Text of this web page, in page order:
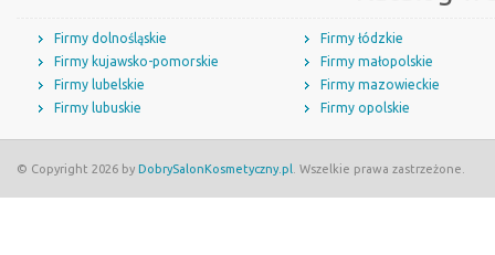
Firmy dolnośląskie
Firmy kujawsko-pomorskie
Firmy lubelskie
Firmy lubuskie
Firmy łódzkie
Firmy małopolskie
Firmy mazowieckie
Firmy opolskie
© Copyright 2026 by DobrySalonKosmetyczny.pl . Wszelkie prawa zastrzeżone.